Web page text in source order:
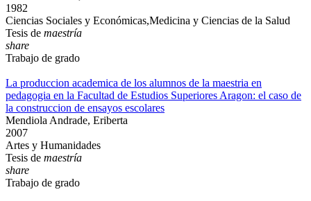
1982
Ciencias Sociales y Económicas,Medicina y Ciencias de la Salud
Tesis de maestría
share
Trabajo de grado
La produccion academica de los alumnos de la maestria en
pedagogia en la Facultad de Estudios Superiores Aragon: el caso de
la construccion de ensayos escolares
Mendiola Andrade, Eriberta
2007
Artes y Humanidades
Tesis de maestría
share
Trabajo de grado